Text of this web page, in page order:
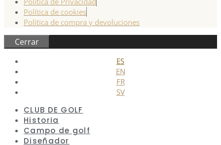
Política de cookies
Política de compra y devoluciones
Cerrar
ES
EN
FR
SV
CLUB DE GOLF
Historia
Campo de golf
Diseñador